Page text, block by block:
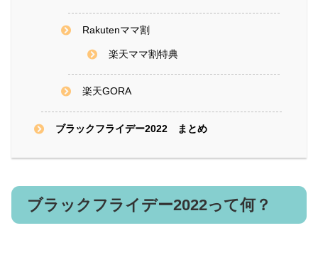
Rakutenママ割
楽天ママ割特典
楽天GORA
ブラックフライデー2022 まとめ
ブラックフライデー2022って何？